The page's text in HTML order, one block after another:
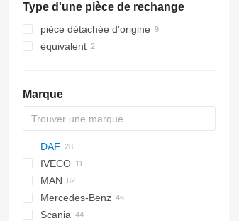
Type d'une pièce de rechange
pièce détachée d'origine
équivalent
Marque
DAF
CF
CF 450
CF 460
XF
XF 95
XF 105
BF
D-series
IVECO
EuroCargo
Stralis
Trakker
Crossway
Daily
Magelys
MAN
TGA
TGL
Mercedes-Benz
A-Class
Atleon
Magnum
Scania